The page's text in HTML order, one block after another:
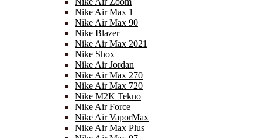
Nike Air Max 1
Nike Air Max 90
Nike Blazer
Nike Air Max 2021
Nike Shox
Nike Air Jordan
Nike Air Max 270
Nike Air Max 720
Nike M2K Tekno
Nike Air Force
Nike Air VaporMax
Nike Air Max Plus